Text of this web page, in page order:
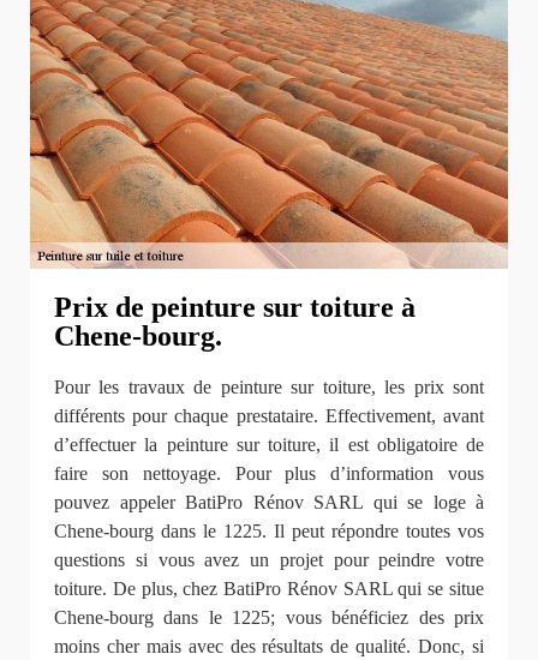
Prix de peinture sur toiture à
Chene-bourg.
Pour les travaux de peinture sur toiture, les prix sont
différents pour chaque prestataire. Effectivement, avant
d’effectuer la peinture sur toiture, il est obligatoire de
faire son nettoyage. Pour plus d’information vous
pouvez appeler BatiPro Rénov SARL qui se loge à
Chene-bourg dans le 1225. Il peut répondre toutes vos
questions si vous avez un projet pour peindre votre
toiture. De plus, chez BatiPro Rénov SARL qui se situe
Chene-bourg dans le 1225; vous bénéficiez des prix
moins cher mais avec des résultats de qualité. Donc, si